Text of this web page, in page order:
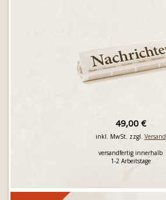
49,00 €
inkl. MwSt. zzgl. Versand
versandfertig innerhalb
1-2 Arbeitstage